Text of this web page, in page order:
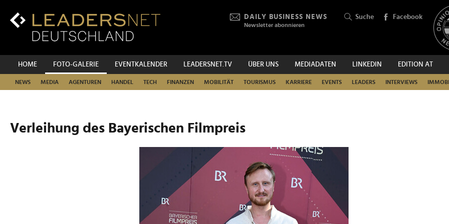
Inhalt
Hauptnavigation
DAILY BUSINESS NEWS
Newsletter abonnieren
Suche Facebook
HOME FOTO-GALERIE EVENTKALENDER LEADERSNET.TV ÜBER UNS MEDIADATEN LINKEDIN EDITION AT
NEWS MEDIA AGENTUREN HANDEL TECH FINANZEN MOBILITÄT TOURISMUS KARRIERE EVENTS LEADERS INTERVIEWS
SUCHEN
Verleihung des Bayerischen Filmpreis